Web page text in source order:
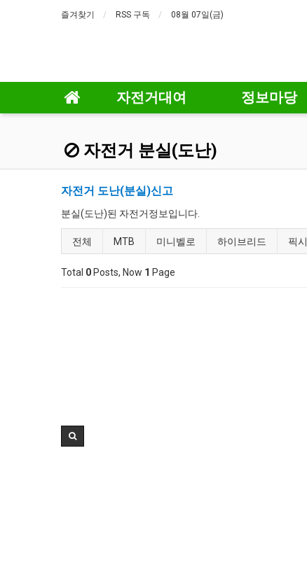
즐겨찾기 RSS 구독 08월 07일(금)
자전거대여 정보마당
자전거 분실(도난)
자전거 도난(분실)신고
분실(도난)된 자전거정보입니다.
전체 MTB 미니벨로 하이브리드 픽시
Total 0 Posts, Now 1 Page